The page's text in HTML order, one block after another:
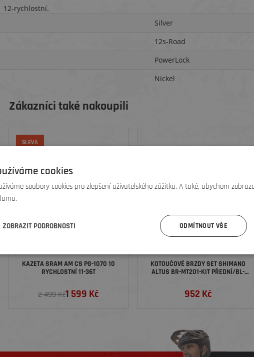
12-rychlostní.
Silver
12s-Road
PowerLock
Nickel
Zákazníci také nakoupili
SLEVA
KAZETA SRAM AM CS PG-1070 10
RYCHLOSTNÍ 11-36T
2 499 Kč1 599 Kč
KOTOUČOVÉ BRZDY SET SHIMANO
ALTUS BR-MT201-KIT PŘEDNÍ/BL-
SMBH59/1000MM - ČERNÁ
952 Kč
cookies
soubory cookies pro zlepšení uživatelského zážitku. A také, abychom
ODMÍTNOUT VŠE
ZOBRAZIT PODROBNOSTI